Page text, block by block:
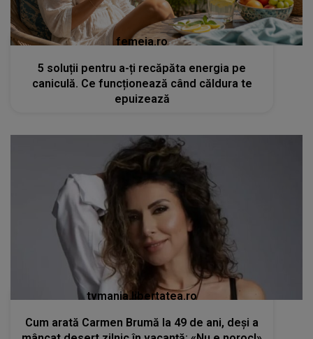
femeia.ro
5 soluții pentru a-ți recăpăta energia pe
caniculă. Ce funcționează când căldura te
epuizează
tvmania.libertatea.ro
Cum arată Carmen Brumă la 49 de ani, deși a